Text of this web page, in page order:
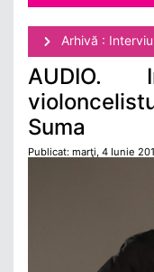
Arhivă :
AUDIO.
Suma
Publicat: marţi, 4 Iunie